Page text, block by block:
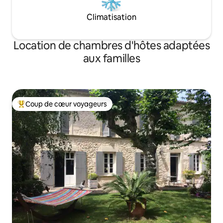
Climatisation
Location de chambres d'hôtes adaptées
aux familles
Coups de cœur voyageurs les plus appréciés
Coup de cœur voyageurs